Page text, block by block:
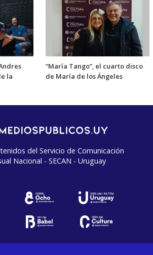
la
“María Tango”, el cuarto disco
de María de los Ángeles
del Servicio de Comunicación
Nacional - SECAN - Uruguay